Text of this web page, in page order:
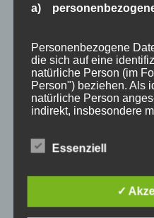
allgäu Allgäuer Festwoche
angebote aus holz
einzelanfertigungen
holz holzartikel
holzschilder
a)
Personenbezogene
die sich auf eine
natürliche Person (im
Person") beziehen. Als
natürliche Person
indirekt, insbesondere
Kennnummer, zu
Kennung oder zu einem
physischen,
psychischen,
sozialen Identität
Essenziell
✓